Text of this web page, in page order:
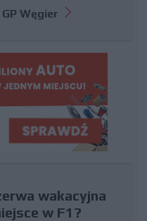
GP Węgier
wakacyjna
w F1?